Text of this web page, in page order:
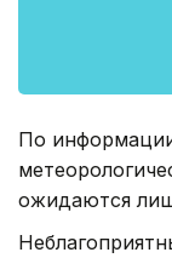
По
ожидаются